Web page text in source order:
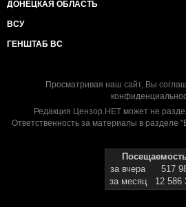
ДОНЕЦКАЯ ОБЛАСТЬ
ВСУ
ГЕНШТАБ ВС
Просматривая наш сайт, Вы
Редакция Цензор.НЕТ может не
Ответственность за материалы в разделе
за вчера
517
за месяц
12 586